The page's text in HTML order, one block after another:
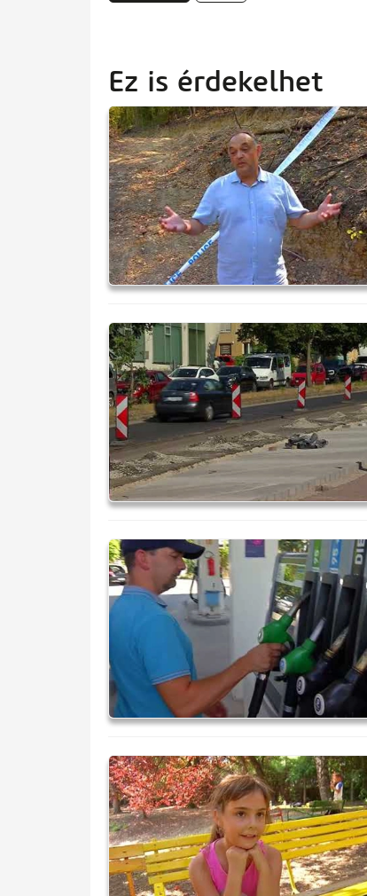
Ez is érdekelhet